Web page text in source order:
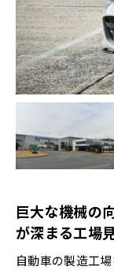
巨大な機械の
が深まる工場
自動車の製造工